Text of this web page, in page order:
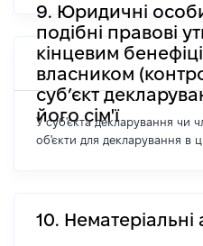
9. Юридичні
подібні правові
кінцевим
власником
суб’єкт
його сім'ї
У суб'єкта декларування чи
об'єкти для декларування в
10. Нематеріальні